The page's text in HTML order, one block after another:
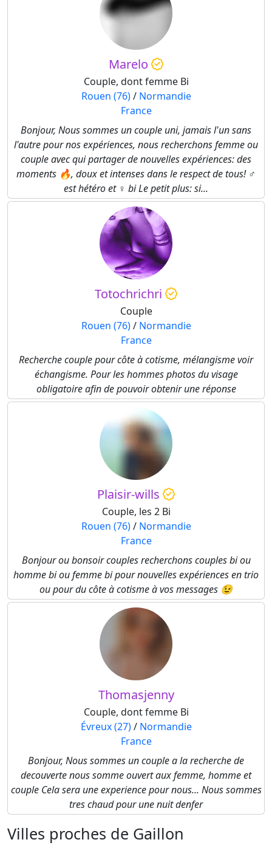
Marelo
Couple, dont femme Bi
Rouen (76)/ Normandie
France
Bonjour, Nous sommes un couple uni, jamais l'un sans
l'autre pour nos expériences, nous recherchons femme ou
couple avec qui partager de nouvelles expériences: des
moments 🔥, doux et intenses dans le respect de tous! ♂️
est hétéro et ♀️ bi Le petit plus: si...
Totochrichri
Couple
Rouen (76)/ Normandie
France
Recherche couple pour côte à cotisme, mélangisme voir
échangisme. Pour les hommes photos du visage
obligatoire afin de pouvoir obtenir une réponse
Plaisir-wills
Couple, les 2 Bi
Rouen (76)/ Normandie
France
Bonjour ou bonsoir couples recherchons couples bi ou
homme bi ou femme bi pour nouvelles expériences en trio
ou pour du côte à cotisme à vos messages 😉
Thomasjenny
Couple, dont femme Bi
Évreux (27)/ Normandie
France
Bonjour, Nous sommes un couple a la recherche de
decouverte nous somme ouvert aux femme, homme et
couple Cela sera une experience pour nous... Nous sommes
tres chaud pour une nuit denfer
Villes proches de Gaillon